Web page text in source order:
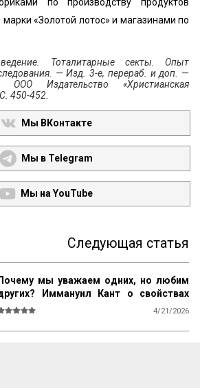
марки «Золотой лотос» и магазинами по
Тоталитарные секты. Опыт
— Изд. 3-е, перераб. и доп. —
Издательство «Христианская
450-452.
Мы ВКонтакте
Мы в Telegram
Мы на YouTube
Следующая статья
Почему мы уважаем одних, но любим
Иммануил Кант о свойствах
и прекрасного
4/21/2026